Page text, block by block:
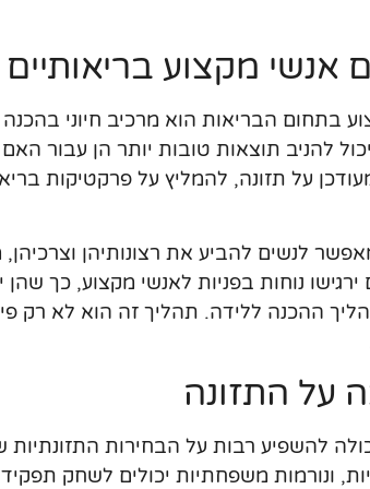
אנשי מקצוע בריאותיים
בתחום הבריאות הוא מרכיב חיוני
להניב תוצאות טובות יותר הן עבור
על תזונה, להמליץ על פרקטיקות
לנשים להביע את רצונותיהן
נוחות בפניות לאנשי מקצוע, כך
ההכנה ללידה. תהליך זה הוא לא רק
על התזונה
להשפיע רבות על הבחירות התזונתיות
ונורמות משפחתיות יכולים לשחק